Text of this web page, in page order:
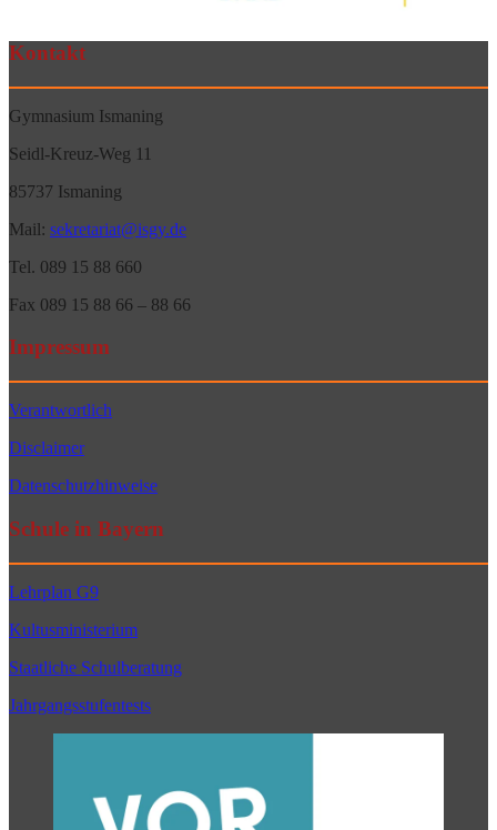
Kontakt
Gymnasium Ismaning
Seidl-Kreuz-Weg 11
85737 Ismaning
Mail: sekretariat@isgy.de
Tel. 089 15 88 660
Fax 089 15 88 66 – 88 66
Impressum
Verantwortlich
Disclaimer
Datenschutzhinweise
Schule in Bayern
Lehrplan G9
Kultusministerium
Staatliche Schulberatung
Jahrgangsstufentests